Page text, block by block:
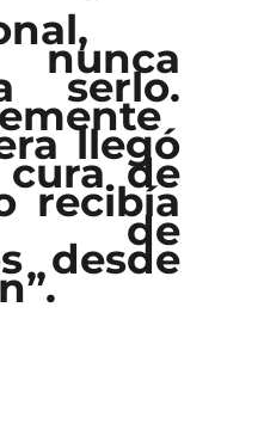
serlo.
llegó
de
recibía
de
desde